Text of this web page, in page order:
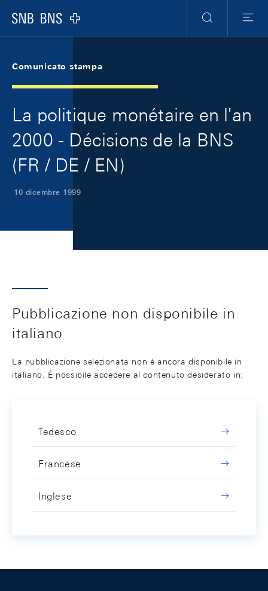
Logo
Ricerca
Menu
Comunicato stampa
La politique monétaire en l'an
2000 - Décisions de la BNS
(FR / DE / EN)
10 dicembre 1999
Pubblicazione non disponibile in
italiano
La pubblicazione selezionata non è ancora disponibile in
italiano. È possibile accedere al contenuto desiderato in:
Tedesco
Francese
Inglese